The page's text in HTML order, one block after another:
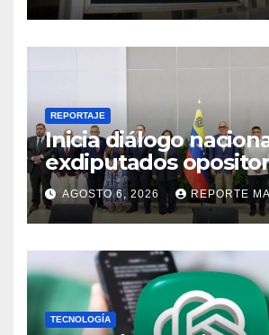
REPORTAJE
Inicia diálogo
exdiputados
AN de 2015
AGOSTO 6, 2026 REPORTE
TECNOLOGÍA